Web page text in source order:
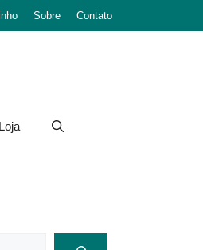
Sobre Contato
Loja